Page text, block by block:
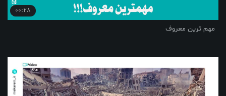
00:28
مهم ‌ترین معروف